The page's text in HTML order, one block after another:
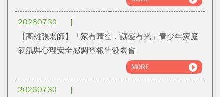
20260730
【高雄張老師】「家有晴空．讓愛有光」青少年家庭
氣氛與心理安全感調查報告發表會
MORE
20260730